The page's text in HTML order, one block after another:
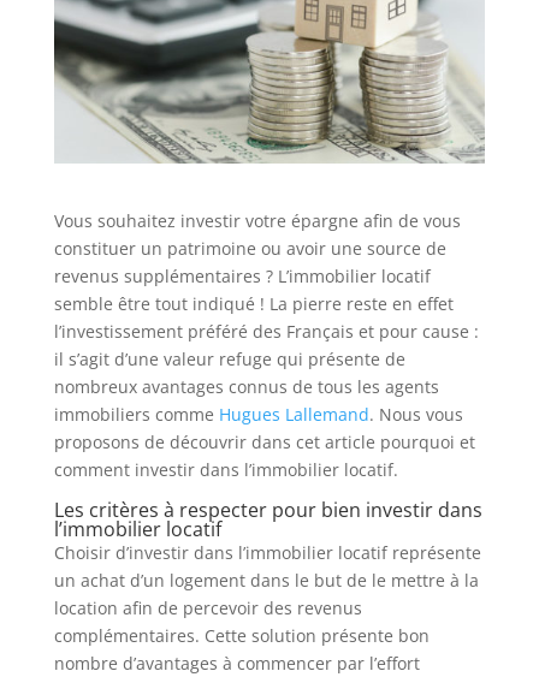
Vous souhaitez investir votre épargne afin de vous
constituer un patrimoine ou avoir une source de
revenus supplémentaires ? L’immobilier locatif
semble être tout indiqué ! La pierre reste en effet
l’investissement préféré des Français et pour cause :
il s’agit d’une valeur refuge qui présente de
nombreux avantages connus de tous les agents
immobiliers comme Hugues Lallemand. Nous vous
proposons de découvrir dans cet article pourquoi et
comment investir dans l’immobilier locatif.
Les critères à respecter pour bien investir dans
l’immobilier locatif
Choisir d’investir dans l’immobilier locatif représente
un achat d’un logement dans le but de le mettre à la
location afin de percevoir des revenus
complémentaires. Cette solution présente bon
nombre d’avantages à commencer par l’effort